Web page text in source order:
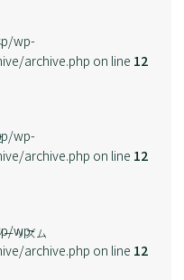
wp-
archive.php on line 12
wp-
archive.php on line 12
リズム
wp-
archive.php on line 12